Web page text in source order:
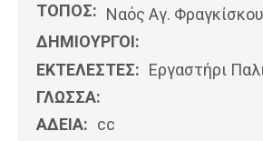
ΤΟΠΟΣ: Ναός Αγ.
ΔΗΜΙΟΥΡΓΟΙ:
ΕΚΤΕΛΕΣΤΕΣ: Εργαστήρι
ΓΛΩΣΣΑ:
ΑΔΕΙΑ: cc